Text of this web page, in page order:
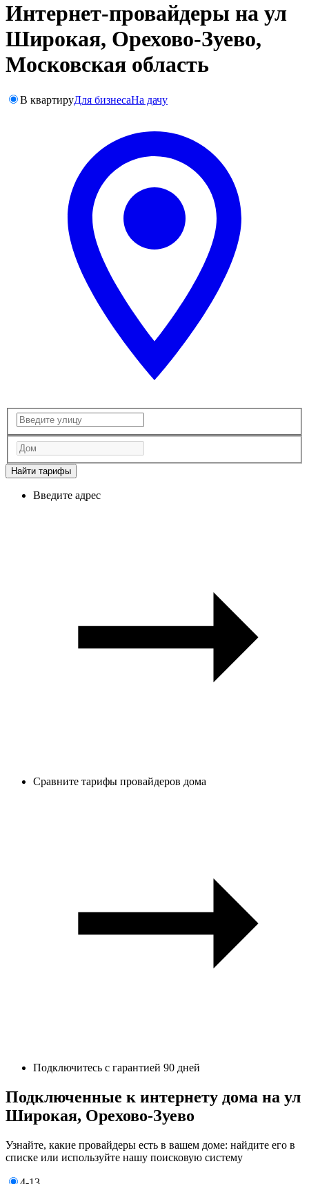
Интернет-провайдеры на ул
Широкая, Орехово-Зуево,
Московская область
В квартируДля бизнесаНа дачу
Найти тарифы
Введите адрес
Сравните тарифы провайдеров дома
Подключитесь с гарантией 90 дней
Подключенные к интернету дома на ул
Широкая, Орехово-Зуево
Узнайте, какие провайдеры есть в вашем доме: найдите его в
списке или используйте нашу поисковую систему